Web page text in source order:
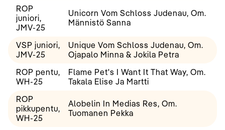
ROP
juniori,
JMV-25
Unicorn Vom Schloss Judenau, Om.
Männistö Sanna
VSP juniori,
JMV-25
Unique Vom Schloss Judenau, Om.
Ojapalo Minna & Jokila Petra
ROP pentu,
WH-25
Flame Pet's I Want It That Way, Om.
Takala Elise Ja Martti
ROP
pikkupentu,
WH-25
Alobelin In Medias Res, Om.
Tuomanen Pekka